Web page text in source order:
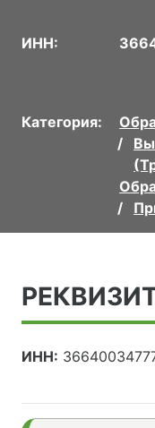
ИНН:
Категория:
ИНН: